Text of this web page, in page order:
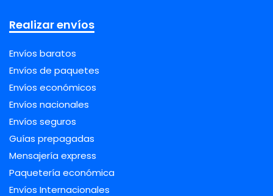
Realizar envíos
Envíos baratos
Envíos de paquetes
Envíos económicos
Envíos nacionales
Envíos seguros
Guías prepagadas
Mensajería express
Paquetería económica
Envíos Internacionales